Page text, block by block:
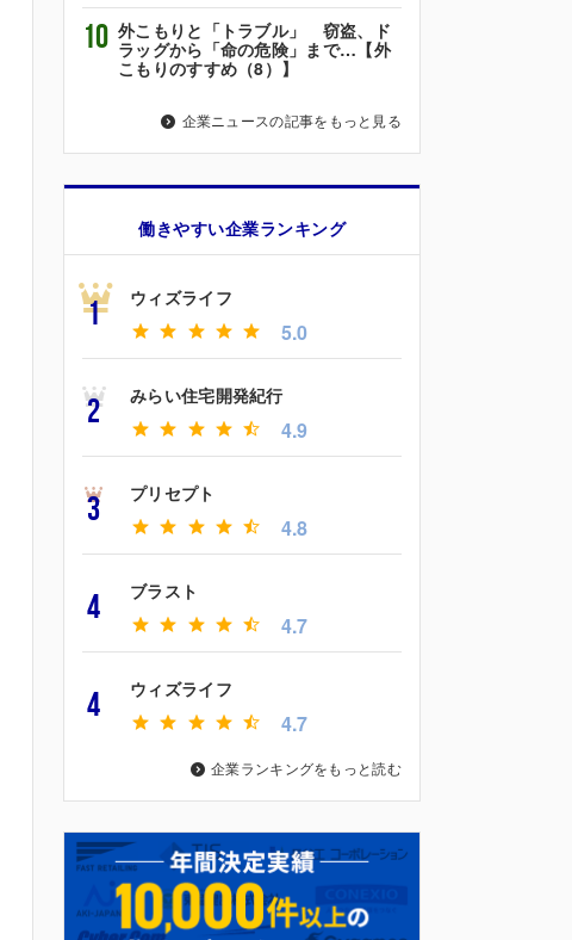
10 外こもりと「トラブル」 窃盗、ド
ラッグから「命の危険」まで…【外
こもりのすすめ（8）】
企業ニュースの記事をもっと見る
働きやすい企業ランキング
1 ウィズライフ
5.0
2 みらい住宅開発紀行
4.9
3 プリセプト
4.8
4 ブラスト
4.7
4 ウィズライフ
4.7
企業ランキングをもっと読む